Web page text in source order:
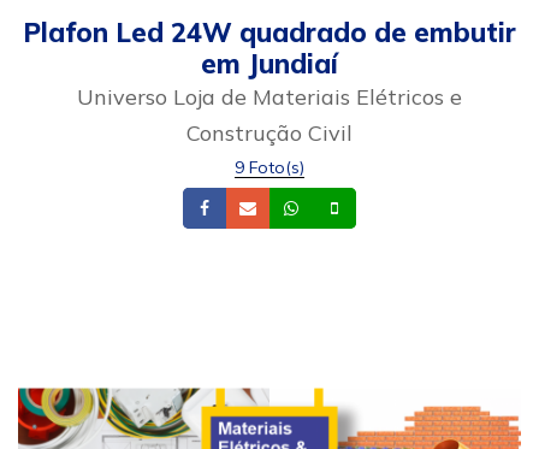
Plafon Led 24W quadrado de embutir
em Jundiaí
Universo Loja de Materiais Elétricos e
Construção Civil
9 Foto(s)
Facebook
Email Whatsapp